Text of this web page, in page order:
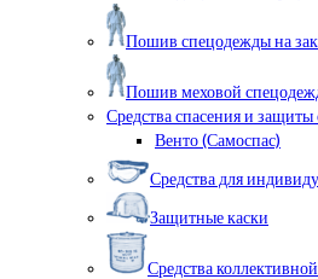
Пошив спецодежды на
Пошив меховой
Средства спасения и
Венто (Самоспас)
Средства для
Защитные каски
Средства